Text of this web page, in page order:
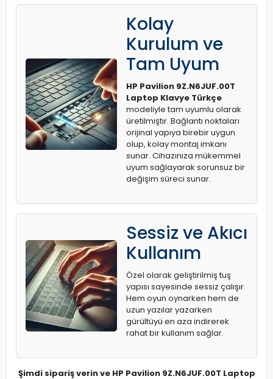
Kolay
Kurulum ve
Tam Uyum
HP Pavilion 9Z.N6JUF.00T
Laptop Klavye Türkçe
modeliyle tam uyumlu olarak
üretilmiştir. Bağlantı noktaları
orijinal yapıya birebir uygun
olup, kolay montaj imkanı
sunar. Cihazınıza mükemmel
uyum sağlayarak sorunsuz bir
değişim süreci sunar.
Sessiz ve Akıcı
Kullanım
Özel olarak geliştirilmiş tuş
yapısı sayesinde sessiz çalışır.
Hem oyun oynarken hem de
uzun yazılar yazarken
gürültüyü en aza indirerek
rahat bir kullanım sağlar.
Şimdi sipariş verin ve HP Pavilion 9Z.N6JUF.00T Laptop